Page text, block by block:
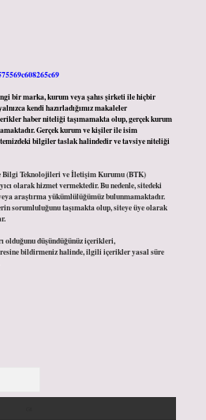
bir marka, kurum veya şahıs şirketi ile hiçbir
kendi hazırladığımız makaleler
haber niteliği taşımamakta olup, gerçek kurum
Gerçek kurum ve kişiler ile isim
bilgiler taslak halindedir ve tavsiye niteliği
Bilgi Teknolojileri ve İletişim Kurumu (BTK)
olarak hizmet vermektedir. Bu nedenle, sitedeki
araştırma yükümlülüğümüz bulunmamaktadır.
sorumluluğunu taşımakta olup, siteye üye olarak
olduğunu düşündüğünüz içerikleri,
bildirmeniz halinde, ilgili içerikler yasal süre